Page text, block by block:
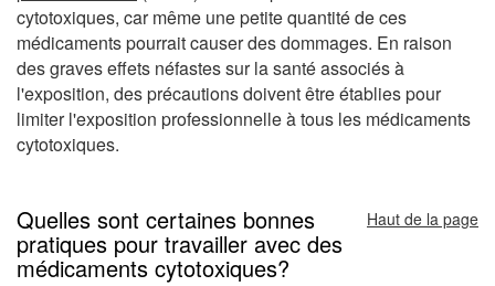
cytotoxiques, car même une petite quantité de ces
médicaments pourrait causer des dommages. En raison
des graves effets néfastes sur la santé associés à
l'exposition, des précautions doivent être établies pour
limiter l'exposition professionnelle à tous les médicaments
cytotoxiques.
Quelles sont certaines bonnes
pratiques pour travailler avec des
médicaments cytotoxiques?
Haut de la page